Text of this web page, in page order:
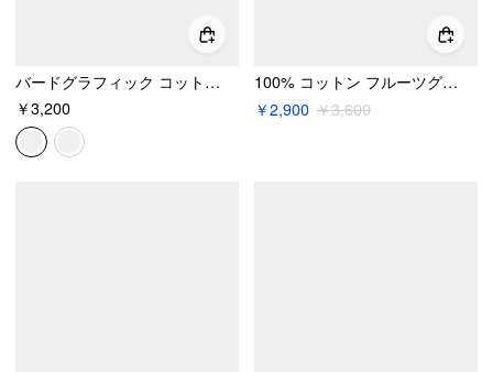
バードグラフィック コットンラグランスリーブ クロップT
￥3,200
100% コットン フルーツグラフィック 半袖Tシャツ
￥2,900 ￥3,600